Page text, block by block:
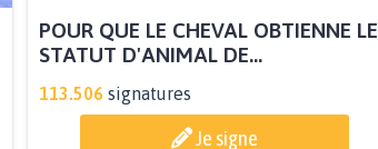
POUR QUE LE CHEVAL OBTIENNE LE
STATUT D'ANIMAL DE...
113.506 signatures
Je signe